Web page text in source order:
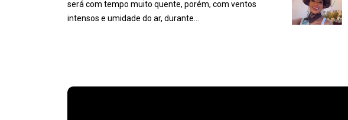
será com tempo muito quente, porém, com ventos
intensos e umidade do ar, durante…